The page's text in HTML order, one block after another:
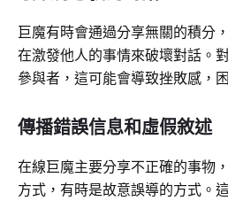
巨魔有時會通過分享無關的積分
在激發他人的事情來破壞對話。
參與者，這可能會導致挫敗感，
傳播錯誤信息和虛假敘述
在線巨魔主要分享不正確的事物
方式，有時是故意誤導的方式。